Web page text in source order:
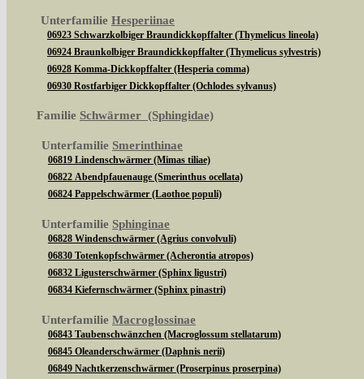
Unterfamilie Hesperiinae
06923 Schwarzkolbiger Braundickkopffalter (Thymelicus lineola)
06924 Braunkolbiger Braundickkopffalter (Thymelicus sylvestris)
06928 Komma-Dickkopffalter (Hesperia comma)
06930 Rostfarbiger Dickkopffalter (Ochlodes sylvanus)
Familie Schwärmer (Sphingidae)
Unterfamilie Smerinthinae
06819 Lindenschwärmer (Mimas tiliae)
06822 Abendpfauenauge (Smerinthus ocellata)
06824 Pappelschwärmer (Laothoe populi)
Unterfamilie Sphinginae
06828 Windenschwärmer (Agrius convolvuli)
06830 Totenkopfschwärmer (Acherontia atropos)
06832 Ligusterschwärmer (Sphinx ligustri)
06834 Kiefernschwärmer (Sphinx pinastri)
Unterfamilie Macroglossinae
06843 Taubenschwänzchen (Macroglossum stellatarum)
06845 Oleanderschwärmer (Daphnis nerii)
06849 Nachtkerzenschwärmer (Proserpinus proserpina)